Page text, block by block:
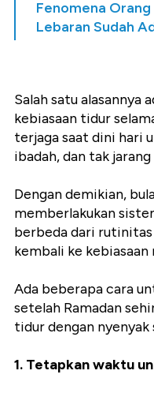
Fenomena
Lebaran Sudah
Salah satu alasannya
kebiasaan tidur
terjaga saat dini hari
ibadah, dan tak
Dengan demikian,
memberlakukan
berbeda dari
kembali ke kebiasaan
Ada beberapa cara
setelah Ramadan
tidur dengan nyenyak
1. Tetapkan waktu